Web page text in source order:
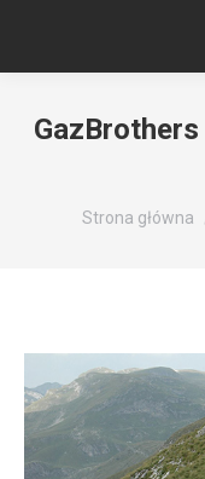
Jesteś tutaj:
Strona główna